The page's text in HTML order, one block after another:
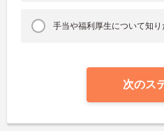
手当や福利厚生について知り
次のス